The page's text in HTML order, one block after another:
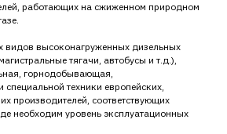
работающих на сжиженном природном
видов высоконагруженных дизельных
тягачи, автобусы и т.д.),
горнодобывающая,
специальной техники европейских,
производителей, соответствующих
необходим уровень эксплуатационных